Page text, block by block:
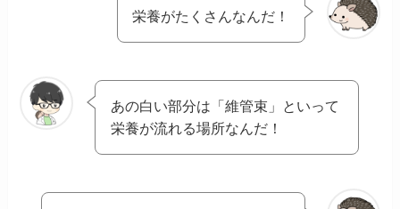
栄養がたくさんなんだ！
あの白い部分は「維管束」といって
栄養が流れる場所なんだ！